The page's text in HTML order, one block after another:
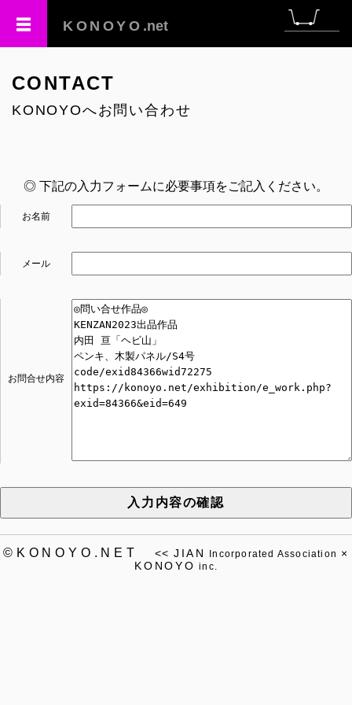
KONOYO .net
CONTACT
KONOYOへお問い合わせ
◎ 下記の入力フォームに必要事項をご記入ください。
お名前
メール
お問合せ内容
入力内容の確認
©KONOYO.NET << JIAN Incorporated Association ×
KONOYO inc.